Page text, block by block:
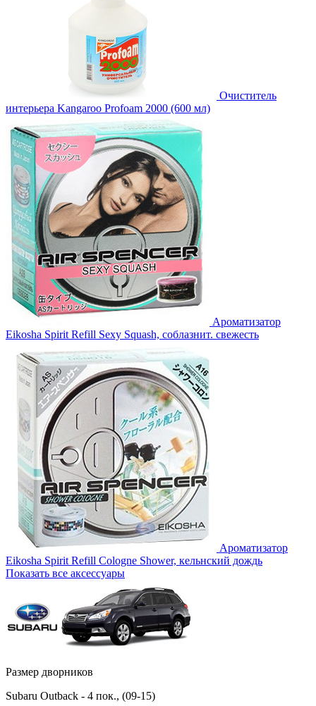
Очиститель
интерьера Kangaroo Profoam 2000 (600 мл)
Ароматизатор
Eikosha Spirit Refill Sexy Squash, соблазнит. свежесть
Ароматизатор
Eikosha Spirit Refill Cologne Shower, кельнский дождь
Показать все аксессуары
Размер дворников
Subaru Outback - 4 пок., (09-15)